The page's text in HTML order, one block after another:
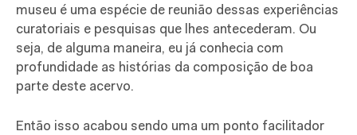
museu é uma espécie de reunião dessas experiências
curatoriais e pesquisas que lhes antecederam. Ou
seja, de alguma maneira, eu já conhecia com
profundidade as histórias da composição de boa
parte deste acervo.
Então isso acabou sendo uma um ponto facilitador